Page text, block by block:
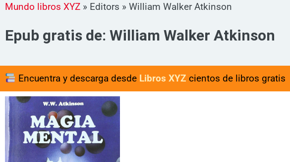
Mundo libros XYZ » Editors » William Walker Atkinson
Epub gratis de: William Walker Atkinson
Encuentra y descarga desde Libros XYZ cientos de libros gratis